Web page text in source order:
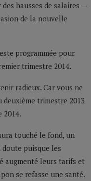
hausses de salaires —
de la nouvelle
programmée pour
trimestre 2014.
radieux. Car vous ne
deuxième trimestre 2013
2014.
touché le fond, un
puisque les
augmenté leurs tarifs et
se refasse une santé.